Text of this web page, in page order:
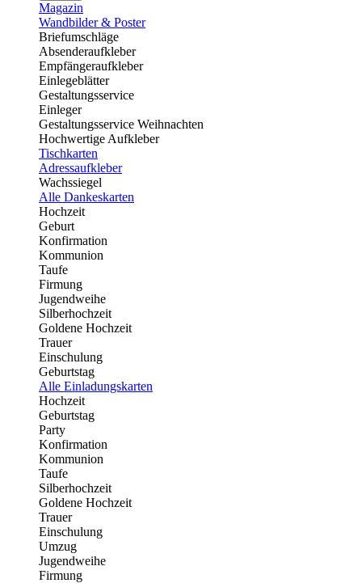
Magazin
Wandbilder & Poster
Briefumschläge
Absenderaufkleber
Empfängeraufkleber
Einlegeblätter
Gestaltungsservice
Einleger
Gestaltungsservice Weihnachten
Hochwertige Aufkleber
Tischkarten
Adressaufkleber
Wachssiegel
Alle Dankeskarten
Hochzeit
Geburt
Konfirmation
Kommunion
Taufe
Firmung
Jugendweihe
Silberhochzeit
Goldene Hochzeit
Trauer
Einschulung
Geburtstag
Alle Einladungskarten
Hochzeit
Geburtstag
Party
Konfirmation
Kommunion
Taufe
Silberhochzeit
Goldene Hochzeit
Trauer
Einschulung
Umzug
Jugendweihe
Firmung